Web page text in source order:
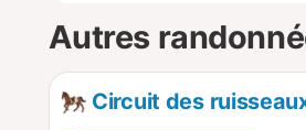
Autres
Circuit des